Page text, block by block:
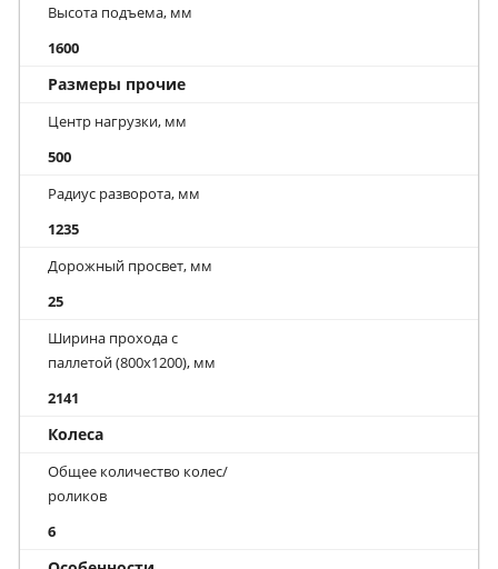
Высота подъема, мм
1600
Размеры прочие
Центр нагрузки, мм
500
Радиус разворота, мм
1235
Дорожный просвет, мм
25
Ширина прохода с
паллетой (800х1200), мм
2141
Колеса
Общее количество колес/
роликов
6